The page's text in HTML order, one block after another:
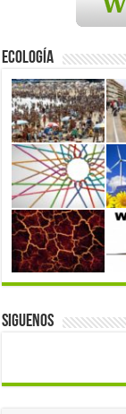
Ecología
Siguenos